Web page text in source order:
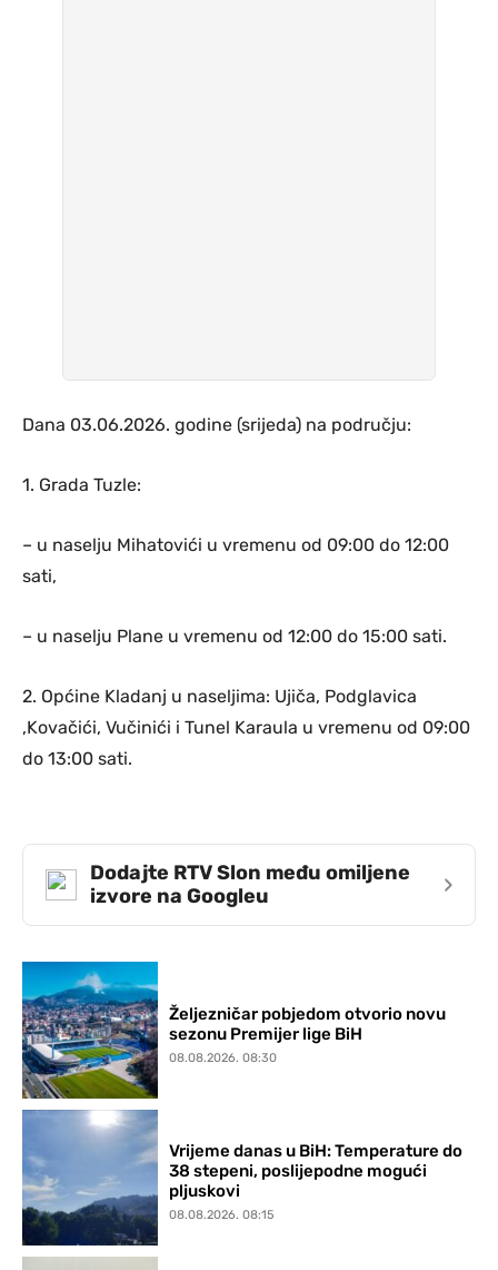
Dana 03.06.2026. godine (srijeda) na području:
1. Grada Tuzle:
– u naselju Mihatovići u vremenu od 09:00 do 12:00
sati,
– u naselju Plane u vremenu od 12:00 do 15:00 sati.
2. Općine Kladanj u naseljima: Ujiča, Podglavica
,Kovačići, Vučinići i Tunel Karaula u vremenu od 09:00
do 13:00 sati.
Dodajte RTV Slon među omiljene
izvore na Googleu
›
Željezničar pobjedom otvorio novu
sezonu Premijer lige BiH
08.08.2026. 08:30
Vrijeme danas u BiH: Temperature do
38 stepeni, poslijepodne mogući
pljuskovi
08.08.2026. 08:15